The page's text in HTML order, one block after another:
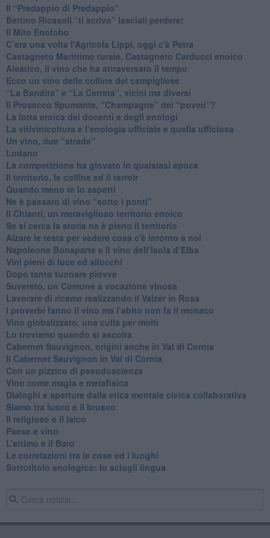
Il “Predappio di Predappio”
Bettino Ricasoli “ti scrivo” lasciali perdere!
Il Mito Enofobo
​C’era una volta l'Agricola Lippi, oggi c'è Petra
​Castagneto Marittimo rurale, Castagneto Carducci enoico
Aleatico, il vino che ha attraversato il tempo
Ecco un vino delle colline del campigliese
“La Bandita” e “La Cerreta”, vicini ma diversi
​Il Prosecco Spumante, “Champagne” dei “poveri”?
​La lotta eroica dei docenti e degli enologi
​La vitivinicoltura e l’enologia ufficiale e quella ufficiosa
​Un vino, due “strade”
Lodano
​La competizione ha giovato in qualsiasi epoca
Il territorio, le colline ed il terroir
Quando meno te lo aspetti
​Ne è passato di vino “sotto i ponti"
​Il Chianti, un meraviglioso territorio enoico
​Se si cerca la storia ne è pieno il territorio
Alzare le testa per vedere cosa c'è intorno a noi
​Napoleone Bonaparte e il vino dell’Isola d’Elba
Vini pieni di luce ed allocchi
Dopo tanto tuonare piovve
Suvereto, un Comune a vocazione vinosa
Lavorare di ricamo realizzando il Valzer in Rosa
​I proverbi fanno il vino ma l’abito non fa il monaco
Vino globalizzato, una culla per molti
Lo troviamo quando si ascolta
Cabernet Sauvignon, origini anche in Val di Cornia
Il Cabernet Sauvignon in Val di Cornia
Con un pizzico di pseudoscienza
​Vino come magia e metafisica
Dialoghi e aperture dalla etica mentale civica collaborativa
Siamo tra lusco e il brusco
Il religioso e il laico
​Paese e vino
L’attimo e il Baro
Le correlazioni tra le cose ed i luoghi
​Sottotitolo enologico: lo sciogli lingua